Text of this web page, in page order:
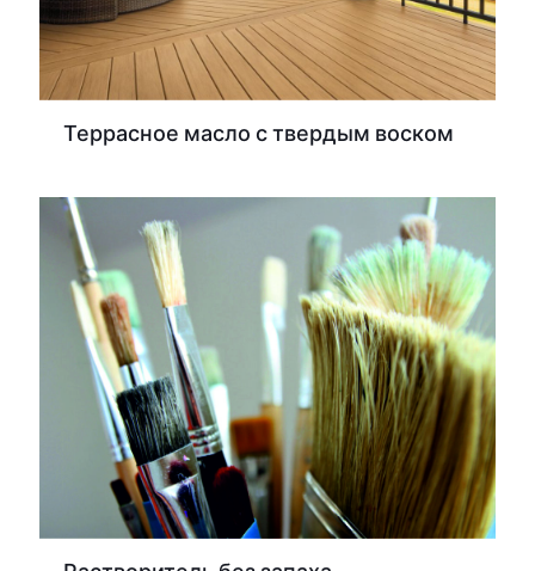
Террасное масло с твердым воском